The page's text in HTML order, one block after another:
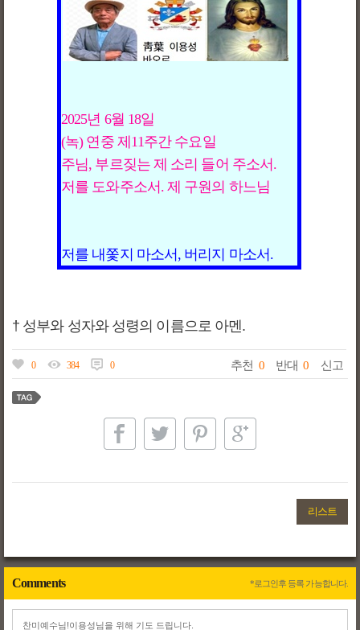
2025년 6월 18일
(녹) 연중 제11주간 수요일
주님, 부르짖는 제 소리 들어 주소서.
† 성부와 성자와 성령의 이름으로 아멘.
0 384 0 추천 0 반대 0 신고
리스트
Comments *로그인후 등록 가능합니다.